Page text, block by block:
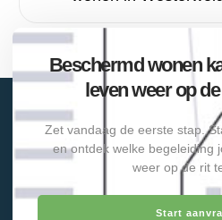
Beschermd wonen
leven weer op
Zet vandaag de eerste stap.
en ontdek welke begeleiding
weer op de rit
Start